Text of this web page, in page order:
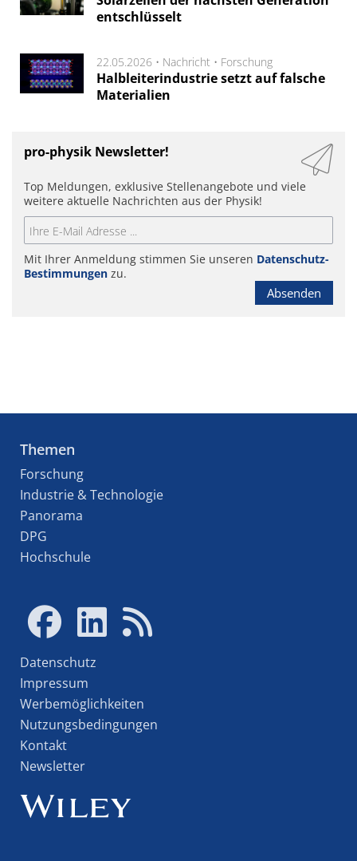
entschlüsselt
22.05.2026 • Nachricht • Forschung
Halbleiterindustrie setzt auf falsche
Materialien
pro-physik Newsletter!
Top Meldungen, exklusive Stellenangebote und viele
weitere aktuelle Nachrichten aus der Physik!
Mit Ihrer Anmeldung stimmen Sie unseren Datenschutz-
Bestimmungen zu.
Absenden
Themen
Forschung
Industrie & Technologie
Panorama
DPG
Hochschule
Datenschutz
Impressum
Werbemöglichkeiten
Nutzungsbedingungen
Kontakt
Newsletter